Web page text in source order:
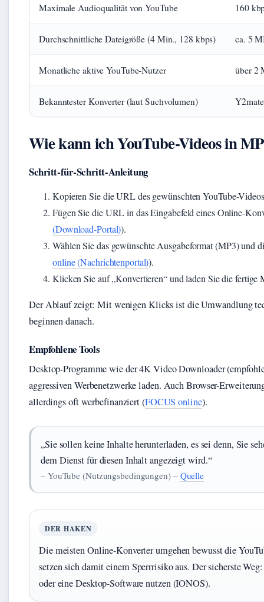
Maximale Audioqualität von YouTube 160
Durchschnittliche Dateigröße (4 Min., 128 kbps) ca. 5
Monatliche aktive YouTube-Nutzer über 2
Bekanntester Konverter (laut Suchvolumen) Y2mate
Wie kann ich YouTube-Videos in
Schritt-für-Schritt-Anleitung
Kopieren Sie die URL des gewünschten YouTube-
Fügen Sie die URL in das Eingabefeld eines Online-
(Download-Portal)).
Wählen Sie das gewünschte Ausgabeformat (MP3) und
online (Nachrichtenportal)).
Klicken Sie auf „Konvertieren“ und laden Sie die fertige
Der Ablauf zeigt: Mit wenigen Klicks ist die Umwandlung
beginnen danach.
Empfohlene Tools
Desktop-Programme wie der 4K Video Downloader
aggressiven Werbenetzwerke laden. Auch Browser-
allerdings oft werbefinanziert (FOCUS online).
„Sie sollen keine Inhalte herunterladen, es sei denn, Sie
dem Dienst für diesen Inhalt angezeigt wird.“
– YouTube (Nutzungsbedingungen) – Quelle
DER HAKEN
Die meisten Online-Konverter umgehen bewusst die
setzen sich damit einem Sperrrisiko aus. Der sicherste
oder eine Desktop-Software nutzen (IONOS).